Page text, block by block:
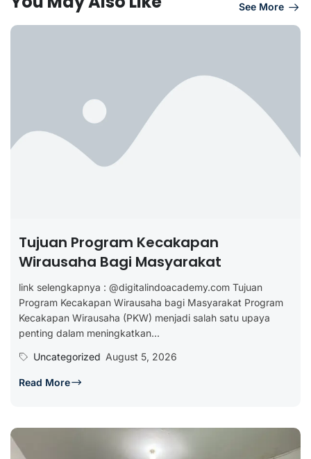
See More
Tujuan Program Kecakapan
Wirausaha Bagi Masyarakat
link selengkapnya : @digitalindoacademy.com Tujuan
Program Kecakapan Wirausaha bagi Masyarakat Program
Kecakapan Wirausaha (PKW) menjadi salah satu upaya
penting dalam meningkatkan...
Uncategorized August 5, 2026
Read More